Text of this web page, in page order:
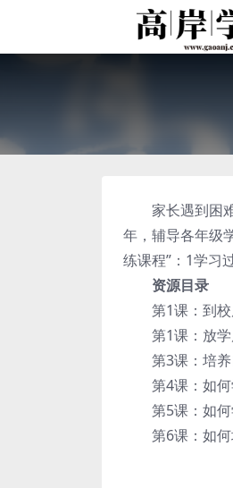
家长遇到困难
年，辅导各年级
练课程”：1学习
资源目录
第1课：到校
第1课：放学
第3课：培养
第4课：如何
第5课：如何
第6课：如何